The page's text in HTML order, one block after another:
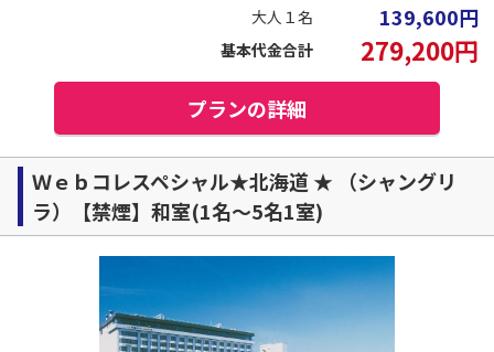
大人１名 139,600円
基本代金合計 279,200円
プランの詳細
Ｗｅｂコレスペシャル★北海道 ★ （シャングリ
ラ）【禁煙】和室(1名～5名1室)